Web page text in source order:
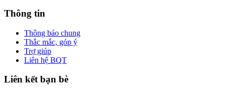
Thông tin
Thông báo chung
Thắc mắc, góp ý
Trợ giúp
Liên hệ BQT
Liên kết bạn bè